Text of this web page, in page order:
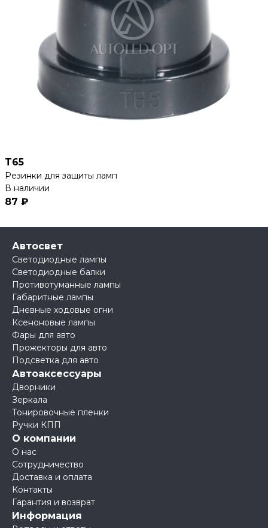
T65
Резинки для защиты ламп
В наличии
87 ₽
Автосвет
Светодиодные лампы
Светодиодные балки
Противотуманные лампы
Габаритные лампы
Дневные ходовые огни
Ксеноновые лампы
Фары для авто
Прожекторы для авто
Подсветка для авто
Автоаксессуары
Дворники
Зеркала
Тонировочные пленки
Ручки КПП
О компании
О нас
Сотрудничество
Доставка и оплата
Контакты
Гарантия и возврат
Информация